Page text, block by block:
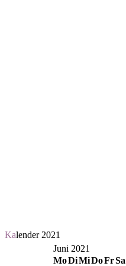
Kalender 2021
Juni 2021
MoDiMiDoFrSa